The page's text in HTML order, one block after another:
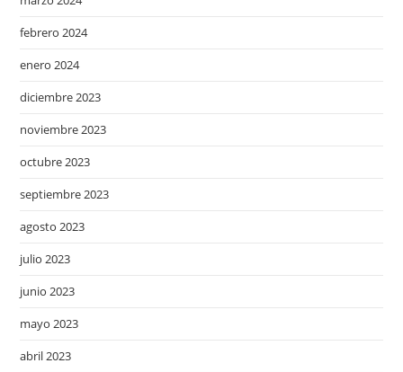
febrero 2024
enero 2024
diciembre 2023
noviembre 2023
octubre 2023
septiembre 2023
agosto 2023
julio 2023
junio 2023
mayo 2023
abril 2023